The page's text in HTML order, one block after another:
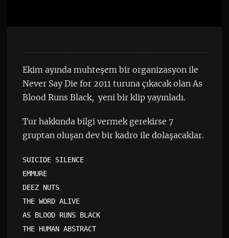
Ekim ayında muhteşem bir organizasyon ile
Never Say Die for 2011 turuna çıkacak olan As
Blood Runs Black, yeni bir klip yayınladı.
Tur hakkında bilgi vermek gerekirse 7
gruptan oluşan dev bir kadro ile dolaşacaklar.
SUICIDE SILENCE
EMMURE
DEEZ NUTS
THE WORD ALIVE
AS BLOOD RUNS BLACK
THE HUMAN ABSTRACT